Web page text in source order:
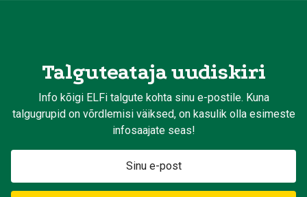
Talguteataja uudiskiri
Info kõigi ELFi talgute kohta sinu e-postile. Kuna
talgugrupid on võrdlemisi väiksed, on kasulik olla esimeste
infosaajate seas!